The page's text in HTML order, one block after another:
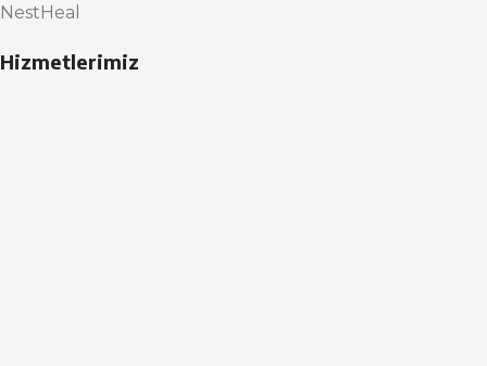
NestHeal
Hizmetlerimiz